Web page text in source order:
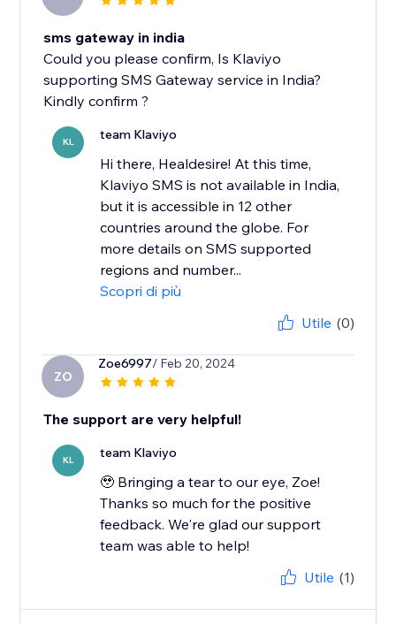
sms gateway in india
Could you please confirm, Is Klaviyo
supporting SMS Gateway service in India?
Kindly confirm ?
KL team Klaviyo
Hi there, Healdesire! At this time,
Klaviyo SMS is not available in India,
but it is accessible in 12 other
countries around the globe. For
more details on SMS supported
regions and number...
Scopri di più
Utile (0)
ZO
Zoe6997/ Feb 20, 2024
The support are very helpful!
KL team Klaviyo
🥹 Bringing a tear to our eye, Zoe!
Thanks so much for the positive
feedback. We're glad our support
team was able to help!
Utile (1)